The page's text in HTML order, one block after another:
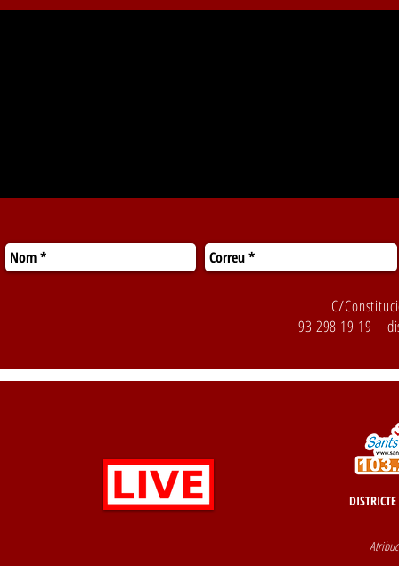
C/
93 298 19 19